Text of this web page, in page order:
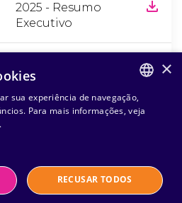
2025 - Resumo
Executivo
2025
PORTUGUESE
×
sua experiência de navegação,
Para mais informações, veja
RECUSAR TODOS